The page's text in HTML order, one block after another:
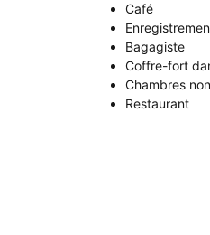
Café
Bagagiste
Coffre-fort
Chambres
Restaurant